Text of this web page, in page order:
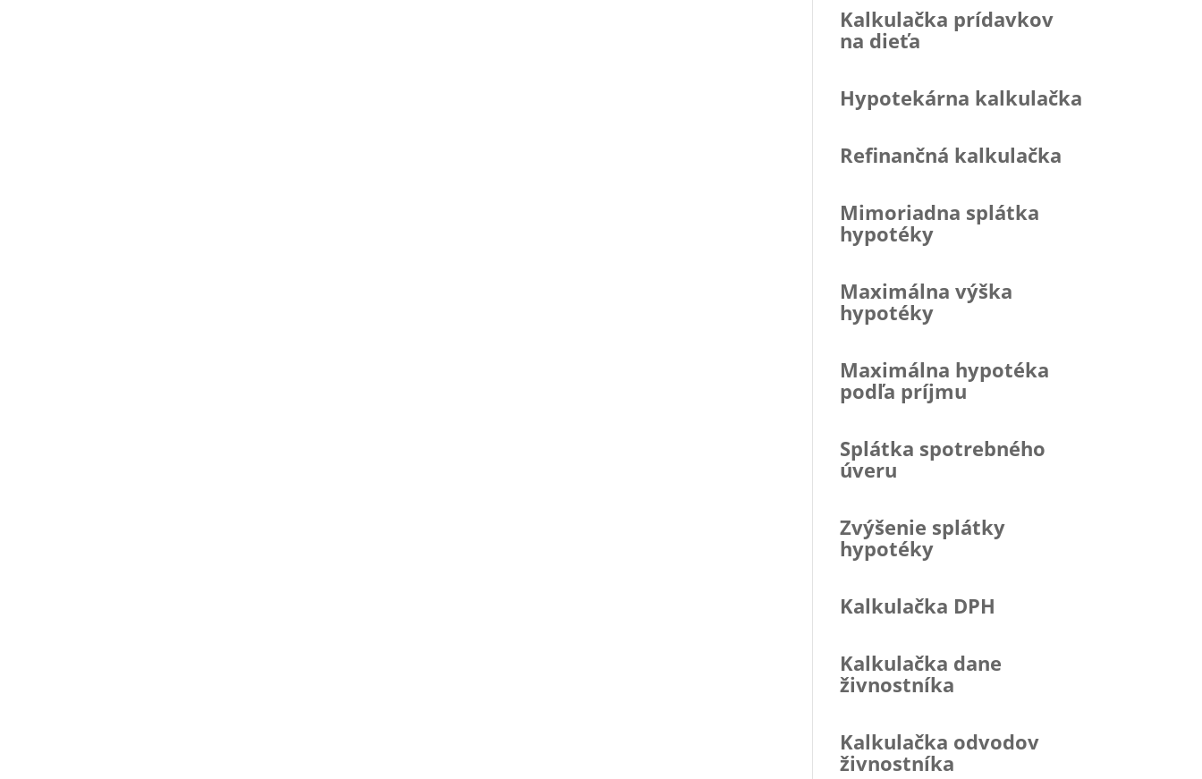
Kalkulačka prídavkov
na dieťa
Hypotekárna kalkulačka
Refinančná kalkulačka
Mimoriadna splátka
hypotéky
Maximálna výška
hypotéky
Maximálna hypotéka
podľa príjmu
Splátka spotrebného
úveru
Zvýšenie splátky
hypotéky
Kalkulačka DPH
Kalkulačka dane
živnostníka
Kalkulačka odvodov
živnostníka